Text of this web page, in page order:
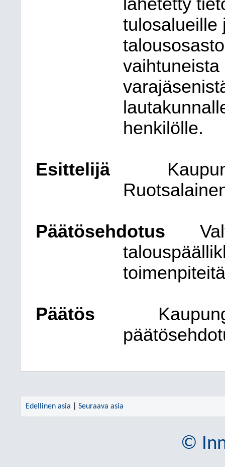
lähetetty
tulosalueille
henkilölle.
Esittelijä
Päätösehdotus
Päätös
Edellinen asia Seuraava asia
©